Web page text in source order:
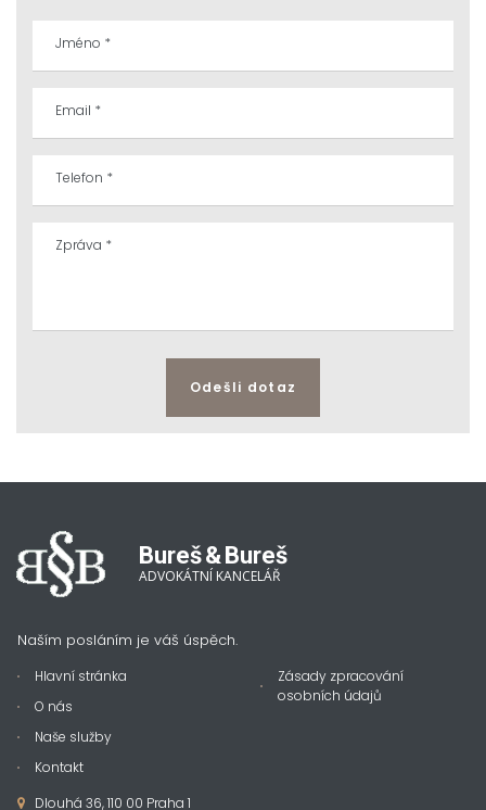
Odešli dotaz
Bureš& Bureš
ADVOKÁTNÍ KANCELÁŘ
Naším posláním je váš úspěch.
Hlavní stránka
O nás
Naše služby
Kontakt
Zásady zpracování
osobních údajů
 Dlouhá 36, 110 00 Praha 1